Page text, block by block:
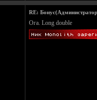
RE:
Ога. Long double